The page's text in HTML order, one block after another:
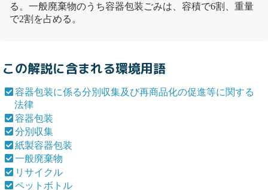
る。 一般廃棄物のうち容器包装ごみは、容積で6割、重量
で2割を占める。
この解説に含まれる環境用語
容器包装に係る分別収集及び再商品化の促進等に関する
法律
容器包装
分別収集
紙製容器包装
一般廃棄物
リサイクル
ペットボトル